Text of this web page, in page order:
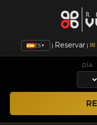
ES▼ | Reservar | ✉
DÍA